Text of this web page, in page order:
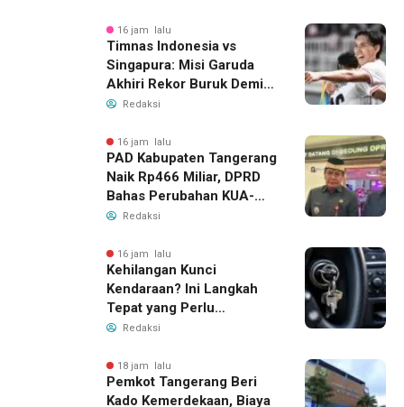
16 jam lalu
Timnas Indonesia vs
Singapura: Misi Garuda
Akhiri Rekor Buruk Demi
Tiket Semifinal Piala AFF
Redaksi
16 jam lalu
PAD Kabupaten Tangerang
Naik Rp466 Miliar, DPRD
Bahas Perubahan KUA-
PPAS 2026
Redaksi
16 jam lalu
Kehilangan Kunci
Kendaraan? Ini Langkah
Tepat yang Perlu
Dilakukan
Redaksi
18 jam lalu
Pemkot Tangerang Beri
Kado Kemerdekaan, Biaya